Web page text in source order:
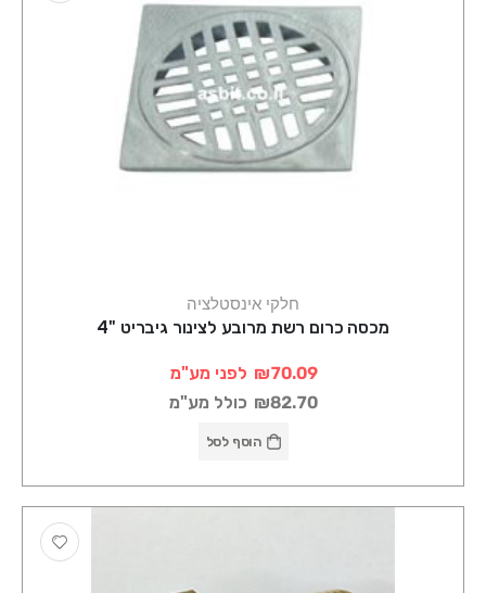
חלקי אינסטלציה
מכסה כרום רשת מרובע לצינור גיבריט "4
₪70.09 לפני מע"מ
₪82.70 כולל מע"מ
הוסף לסל